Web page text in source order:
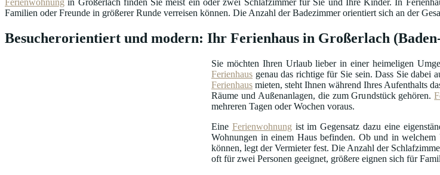
Familien oder Freunde in größerer Runde verreisen können. Die Anzahl der Badezimmer orientiert sich an der
Besucherorientiert und modern: Ihr Ferienhaus in Großerlach
Sie möchten Ihren Urlaub lieber in einer heimeligen
Ferienhaus genau das richtige für Sie sein. Dass Sie dabei
Ferienhaus mieten, steht Ihnen während Ihres Aufenthalts
Räume und Außenanlagen, die zum Grundstück gehören.
mehreren Tagen oder Wochen voraus.
Eine Ferienwohnung ist im Gegensatz dazu eine
Wohnungen in einem Haus befinden. Ob und in
können, legt der Vermieter fest. Die Anzahl der
oft für zwei Personen geeignet, größere eignen sich für